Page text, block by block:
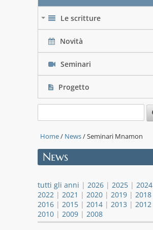
Le scritture
Novità
Seminari
Progetto
Home/ News/ Seminari Mnamon
News
tutti gli anni | 2026 | 2025 | 2024
2022 | 2021 | 2020 | 2019 | 2018
2016 | 2015 | 2014 | 2013 | 2012
2010 | 2009 | 2008